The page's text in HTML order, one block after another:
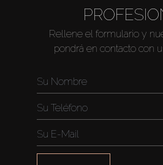
Comprar
Alquilar
Venta
Sobre Plano
Rellene el formulario y
pondrá en contacto con